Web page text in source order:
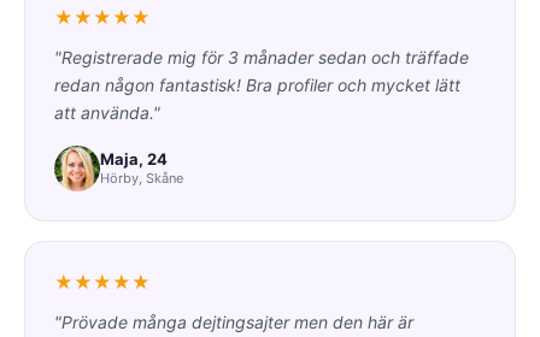
★★★★★
"Registrerade mig för 3 månader sedan och träffade
redan någon fantastisk! Bra profiler och mycket lätt
att använda."
Maja, 24
Hörby, Skåne
★★★★★
"Prövade många dejtingsajter men den här är